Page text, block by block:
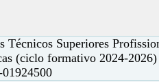
Técnicos Superiores
(ciclo formativo 2024-